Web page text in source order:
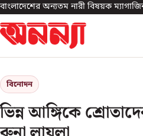
বাংলাদেশের অন্যতম নারী বিষয়ক
বিনোদন
ভিন্ন আঙ্গিকে